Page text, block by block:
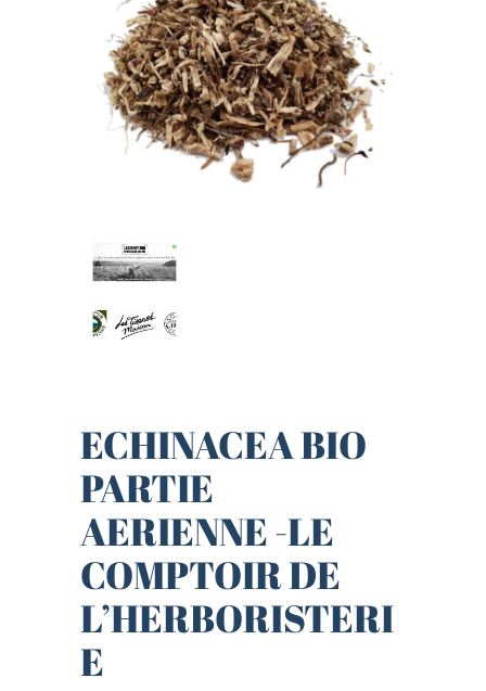
ECHINACEA BIO
PARTIE
AERIENNE -LE
COMPTOIR DE
L’HERBORISTERI
E